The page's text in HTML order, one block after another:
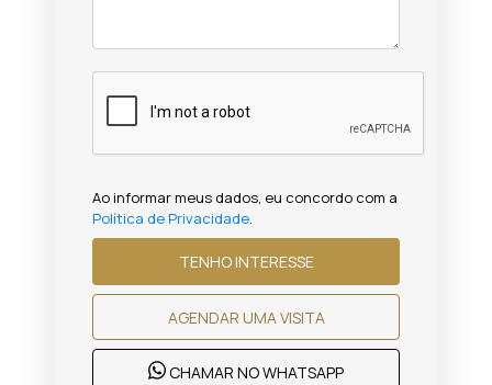
Ao informar meus dados, eu concordo com a
Política de Privacidade.
TENHO INTERESSE
AGENDAR UMA VISITA
CHAMAR NO WHATSAPP